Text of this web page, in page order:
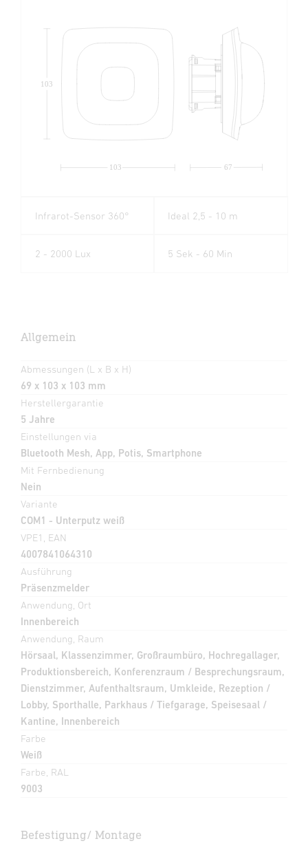
67
103
103
Infrarot-Sensor 360° Ideal 2,5 - 10 m
2 - 2000 Lux 5 Sek - 60 Min
Allgemein
Abmessungen (L x B x H)
69 x 103 x 103 mm
Herstellergarantie
5 Jahre
Einstellungen via
Bluetooth Mesh, App, Potis, Smartphone
Mit Fernbedienung
Nein
Variante
COM1 - Unterputz weiß
VPE1, EAN
4007841064310
Ausführung
Präsenzmelder
Anwendung, Ort
Innenbereich
Anwendung, Raum
Hörsaal, Klassenzimmer, Großraumbüro, Hochregallager,
Produktionsbereich, Konferenzraum / Besprechungsraum,
Dienstzimmer, Aufenthaltsraum, Umkleide, Rezeption /
Lobby, Sporthalle, Parkhaus / Tiefgarage, Speisesaal /
Kantine, Innenbereich
Farbe
Weiß
Farbe, RAL
9003
Befestigung/ Montage